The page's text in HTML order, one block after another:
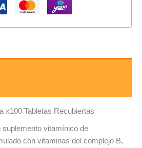
x100 Tabletas Recubiertas
vitamínico de
con vitaminas del complejo B,